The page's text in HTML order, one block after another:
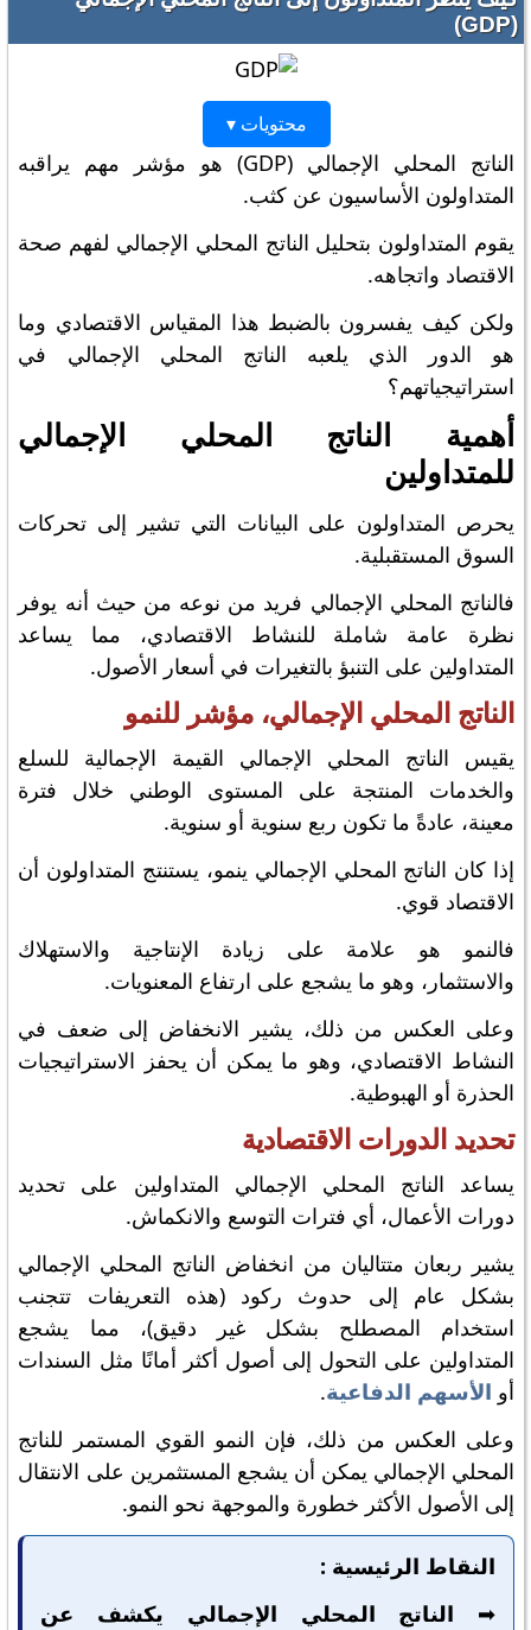
(GDP)
محتويات ▾
الناتج المحلي الإجمالي (GDP) هو مؤشر مهم يراقبه
المتداولون الأساسيون عن كثب.
يقوم المتداولون بتحليل الناتج المحلي الإجمالي لفهم صحة
الاقتصاد واتجاهه.
ولكن كيف يفسرون بالضبط هذا المقياس الاقتصادي وما
هو الدور الذي يلعبه الناتج المحلي الإجمالي في
استراتيجياتهم؟
أهمية الناتج المحلي الإجمالي
للمتداولين
يحرص المتداولون على البيانات التي تشير إلى تحركات
السوق المستقبلية.
فالناتج المحلي الإجمالي فريد من نوعه من حيث أنه يوفر
نظرة عامة شاملة للنشاط الاقتصادي، مما يساعد
المتداولين على التنبؤ بالتغيرات في أسعار الأصول.
الناتج المحلي الإجمالي، مؤشر للنمو
يقيس الناتج المحلي الإجمالي القيمة الإجمالية للسلع
والخدمات المنتجة على المستوى الوطني خلال فترة
معينة، عادةً ما تكون ربع سنوية أو سنوية.
إذا كان الناتج المحلي الإجمالي ينمو، يستنتج المتداولون أن
الاقتصاد قوي.
فالنمو هو علامة على زيادة الإنتاجية والاستهلاك
والاستثمار، وهو ما يشجع على ارتفاع المعنويات.
وعلى العكس من ذلك، يشير الانخفاض إلى ضعف في
النشاط الاقتصادي، وهو ما يمكن أن يحفز الاستراتيجيات
الحذرة أو الهبوطية.
تحديد الدورات الاقتصادية
يساعد الناتج المحلي الإجمالي المتداولين على تحديد
دورات الأعمال، أي فترات التوسع والانكماش.
يشير ربعان متتاليان من انخفاض الناتج المحلي الإجمالي
بشكل عام إلى حدوث ركود (هذه التعريفات تتجنب
استخدام المصطلح بشكل غير دقيق)، مما يشجع
المتداولين على التحول إلى أصول أكثر أمانًا مثل السندات
أو الأسهم الدفاعية.
وعلى العكس من ذلك، فإن النمو القوي المستمر للناتج
المحلي الإجمالي يمكن أن يشجع المستثمرين على الانتقال
إلى الأصول الأكثر خطورة والموجهة نحو النمو.
النقاط الرئيسية :
➡️ الناتج المحلي الإجمالي يكشف عن